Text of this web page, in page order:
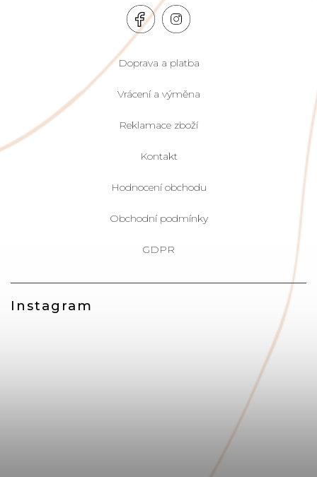
Instagram
Doprava a platba
Vrácení a výměna
Reklamace zboží
Kontakt
Hodnocení obchodu
Obchodní podmínky
GDPR